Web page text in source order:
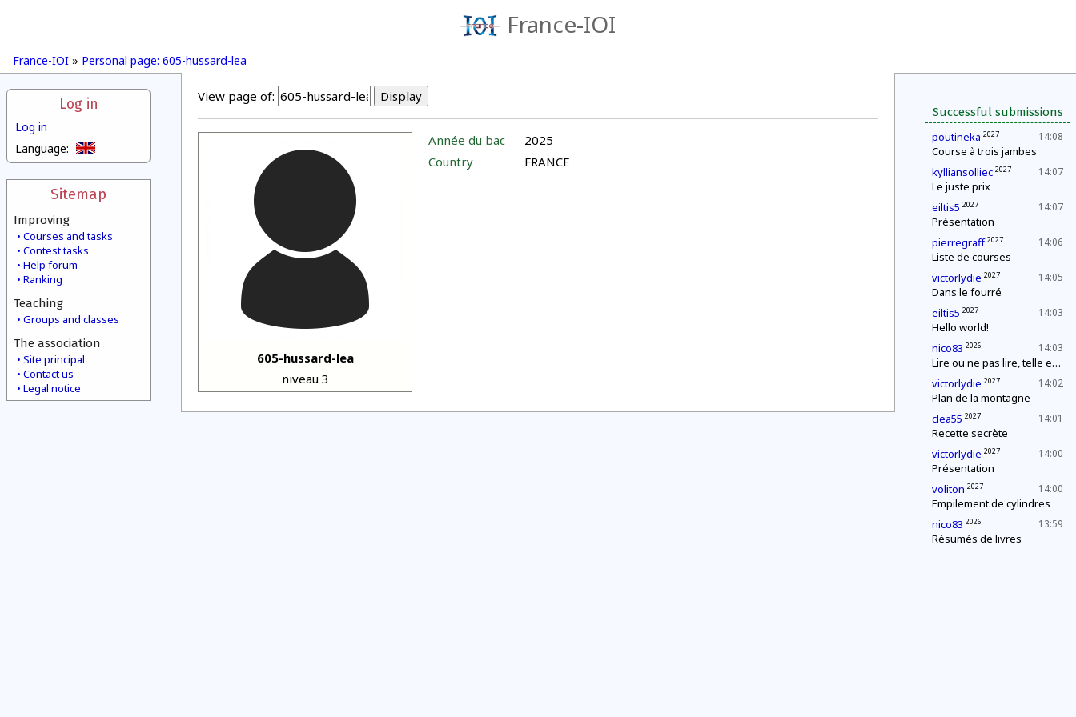
France-IOI
France-IOI » Personal page: 605-hussard-lea
Log in
Log in
Language:
Sitemap
Improving
Courses and tasks
Contest tasks
Help forum
Ranking
Teaching
Groups and classes
The association
Site principal
Contact us
Legal notice
Successful submissions
14:08
poutineka 2027
Course à trois jambes
14:07
kylliansolliec 2027
Le juste prix
14:07
eiltis5 2027
Présentation
14:06
pierregraff 2027
Liste de courses
14:05
victorlydie 2027
Dans le fourré
14:03
eiltis5 2027
Hello world!
14:03
nico83 2026
Lire ou ne pas lire, telle est la question
14:02
victorlydie 2027
Plan de la montagne
14:01
clea55 2027
Recette secrète
14:00
victorlydie 2027
Présentation
14:00
voliton 2027
Empilement de cylindres
13:59
nico83 2026
Résumés de livres
View page of:
605-hussard-lea
niveau 3
Année du bac
2025
Country
FRANCE